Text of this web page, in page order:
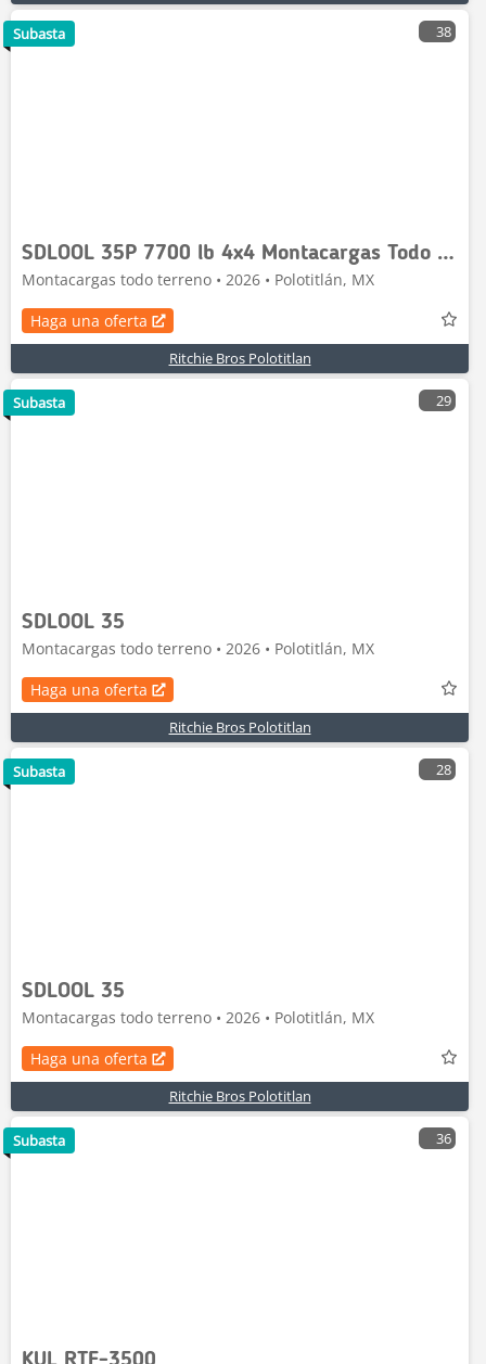
38
SDLOOL 35P 7700 lb 4x4 Montacargas Todo Terreno (S
Montacargas todo terreno • 2026 • Polotitlán, MX
Haga una oferta
Ritchie Bros Polotitlan
Subasta
29
SDLOOL 35
Montacargas todo terreno • 2026 • Polotitlán, MX
Haga una oferta
Ritchie Bros Polotitlan
Subasta
28
SDLOOL 35
Montacargas todo terreno • 2026 • Polotitlán, MX
Haga una oferta
Ritchie Bros Polotitlan
Subasta
36
Subasta